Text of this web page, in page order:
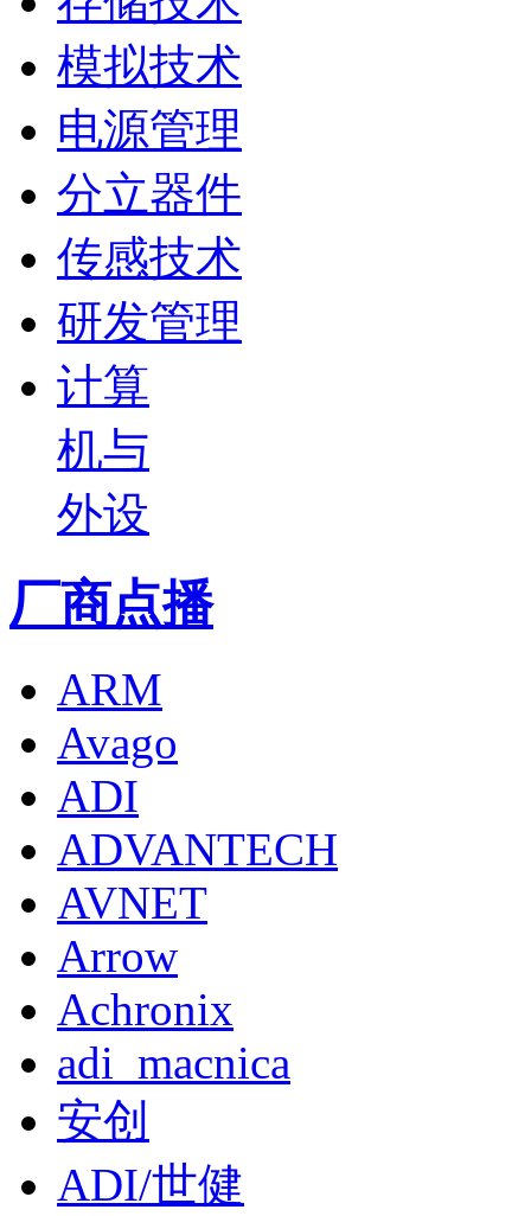
模拟技术
电源管理
分立器件
传感技术
研发管理
计算
机与
外设
厂商点播
ARM
Avago
ADI
ADVANTECH
AVNET
Arrow
Achronix
adi_macnica
安创
ADI/世健